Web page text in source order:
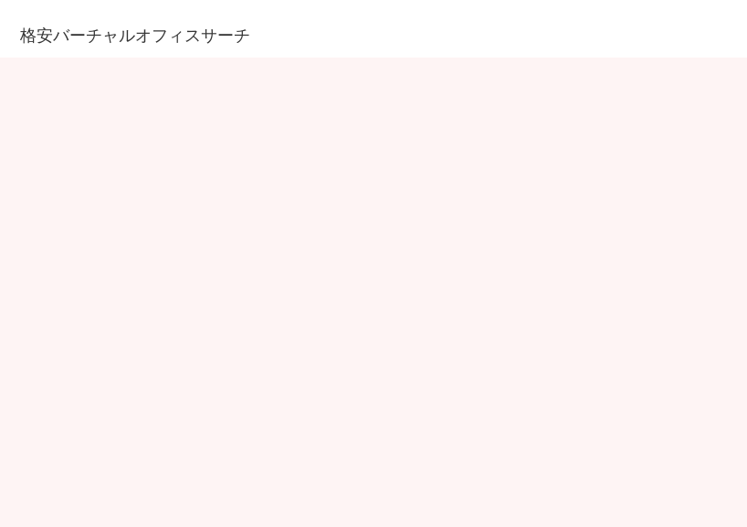
格安バーチャルオフィスサーチ